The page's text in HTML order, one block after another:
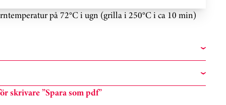
på 72°C i ugn (grilla i 250°C i ca 10 min)
skrivare ”Spara som pdf”